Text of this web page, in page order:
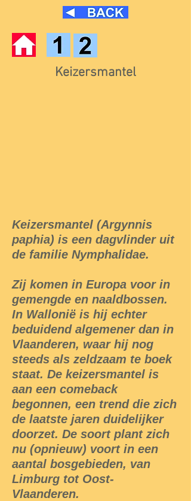
Keizersmantel
Keizersmantel (Argynnis
paphia) is een dagvlinder uit
de familie Nymphalidae.
Zij komen in Europa voor in
gemengde en naaldbossen.
In Wallonië is hij echter
beduidend algemener dan in
Vlaanderen, waar hij nog
steeds als zeldzaam te boek
staat. De keizersmantel is
aan een comeback
begonnen, een trend die zich
de laatste jaren duidelijker
doorzet. De soort plant zich
nu (opnieuw) voort in een
aantal bosgebieden, van
Limburg tot Oost-
Vlaanderen.